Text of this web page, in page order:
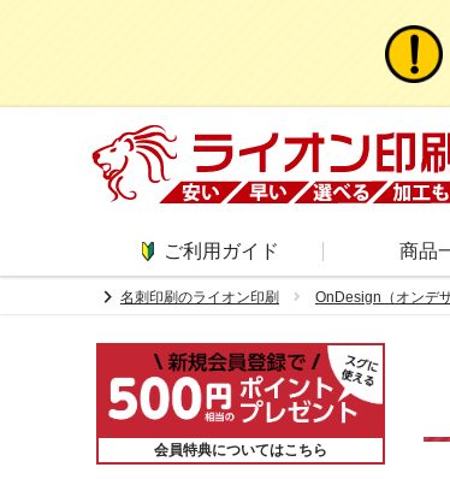
ご利用ガイド 商品
chevron_right 名刺印刷のライオン印刷 OnDesign（オンデザ
会員特典についてはこちら